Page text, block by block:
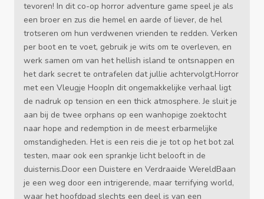
tevoren! In dit co-op horror adventure game speel je als
een broer en zus die hemel en aarde of liever, de hel
trotseren om hun verdwenen vrienden te redden. Verken
per boot en te voet, gebruik je wits om te overleven, en
werk samen om van het hellish island te ontsnappen en
het dark secret te ontrafelen dat jullie achtervolgt.Horror
met een Vleugje HoopIn dit ongemakkelijke verhaal ligt
de nadruk op tension en een thick atmosphere. Je sluit je
aan bij de twee orphans op een wanhopige zoektocht
naar hope and redemption in de meest erbarmelijke
omstandigheden. Het is een reis die je tot op het bot zal
testen, maar ook een sprankje licht belooft in de
duisternis.Door een Duistere en Verdraaide WereldBaan
je een weg door een intrigerende, maar terrifying world,
waar het hoofdpad slechts een deel is van een